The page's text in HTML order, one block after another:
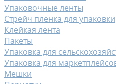
Упаковочные ленты
Стрейч пленка для упаковки
Клейкая лента
Пакеты
Упаковка для
Упаковка для
Мешки